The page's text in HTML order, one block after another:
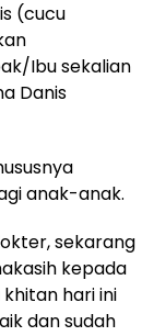
(cucu
Ibu sekalian
Danis
anak-anak.
sekarang
kepada
hari ini
dan sudah